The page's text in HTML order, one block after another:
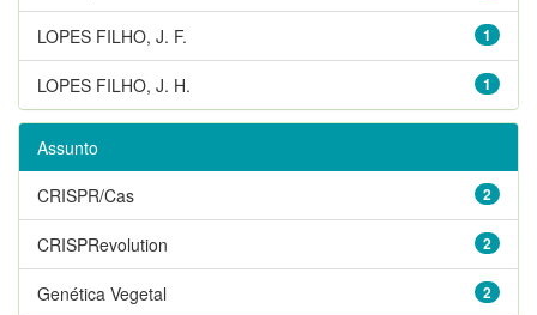
1
LOPES FILHO, J. F.
1
LOPES FILHO, J. H.
Assunto
2
CRISPR/Cas
2
CRISPRevolution
2
Genética Vegetal